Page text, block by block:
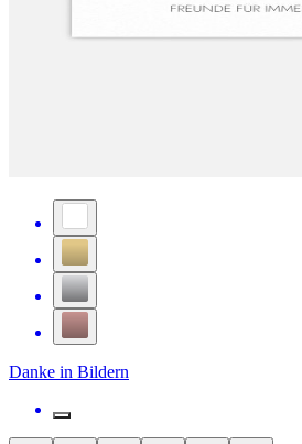
Danke in Bildern